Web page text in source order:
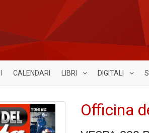
CALENDARI LIBRI DIGITALI
Officina